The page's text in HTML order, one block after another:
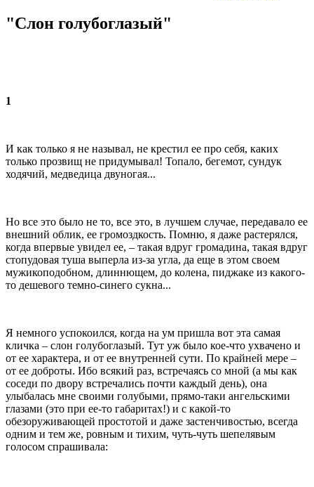
"Слон голубоглазый"
1
И как только я не называл, не крестил ее про себя, каких
только прозвищ не придумывал! Топало, бегемот, сундук
ходячий, медведица двуногая...
Но все это было не то, все это, в лучшем случае, передавало ее
внешний облик, ее громоздкость. Помню, я даже растерялся,
когда впервые увидел ее, – такая вдруг громадина, такая вдруг
стопудовая туша выперла из-за угла, да еще в этом своем
мужикоподобном, длиннющем, до колена, пиджаке из какого-
то дешевого темно-синего сукна...
Я немного успокоился, когда на ум пришла вот эта самая
кличка – слон голубоглазый. Тут уж было кое-что ухвачено и
от ее характера, и от ее внутренней сути. По крайней мере –
от ее доброты. Ибо всякий раз, вcтречаясь со мной (а мы как
соседи по двору встречались почти каждый день), она
улыбалась мне своими голубыми, прямо-таки ангельскими
глазами (это при ее-то габаритах!) и с какой-то
обезоруживающей простотой и даже застенчивостью, всегда
одним и тем же, ровным и тихим, чуть-чуть шепелявым
голосом спрашивала: